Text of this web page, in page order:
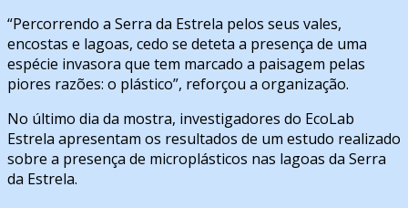
“Percorrendo a Serra da Estrela pelos seus vales,
encostas e lagoas, cedo se deteta a presença de uma
espécie invasora que tem marcado a paisagem pelas
piores razões: o plástico”, reforçou a organização.
No último dia da mostra, investigadores do EcoLab
Estrela apresentam os resultados de um estudo realizado
sobre a presença de microplásticos nas lagoas da Serra
da Estrela.